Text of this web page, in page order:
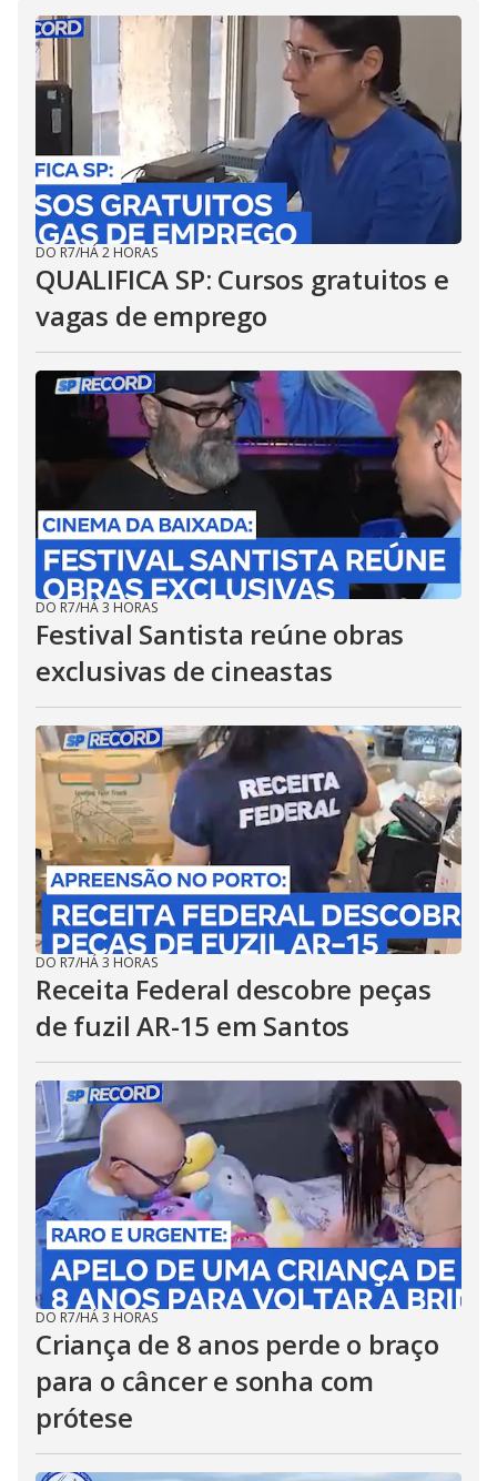
DO R7/HÁ 2 HORAS
QUALIFICA SP: Cursos gratuitos e
vagas de emprego
DO R7/HÁ 3 HORAS
Festival Santista reúne obras
exclusivas de cineastas
DO R7/HÁ 3 HORAS
Receita Federal descobre peças
de fuzil AR-15 em Santos
DO R7/HÁ 3 HORAS
Criança de 8 anos perde o braço
para o câncer e sonha com
prótese